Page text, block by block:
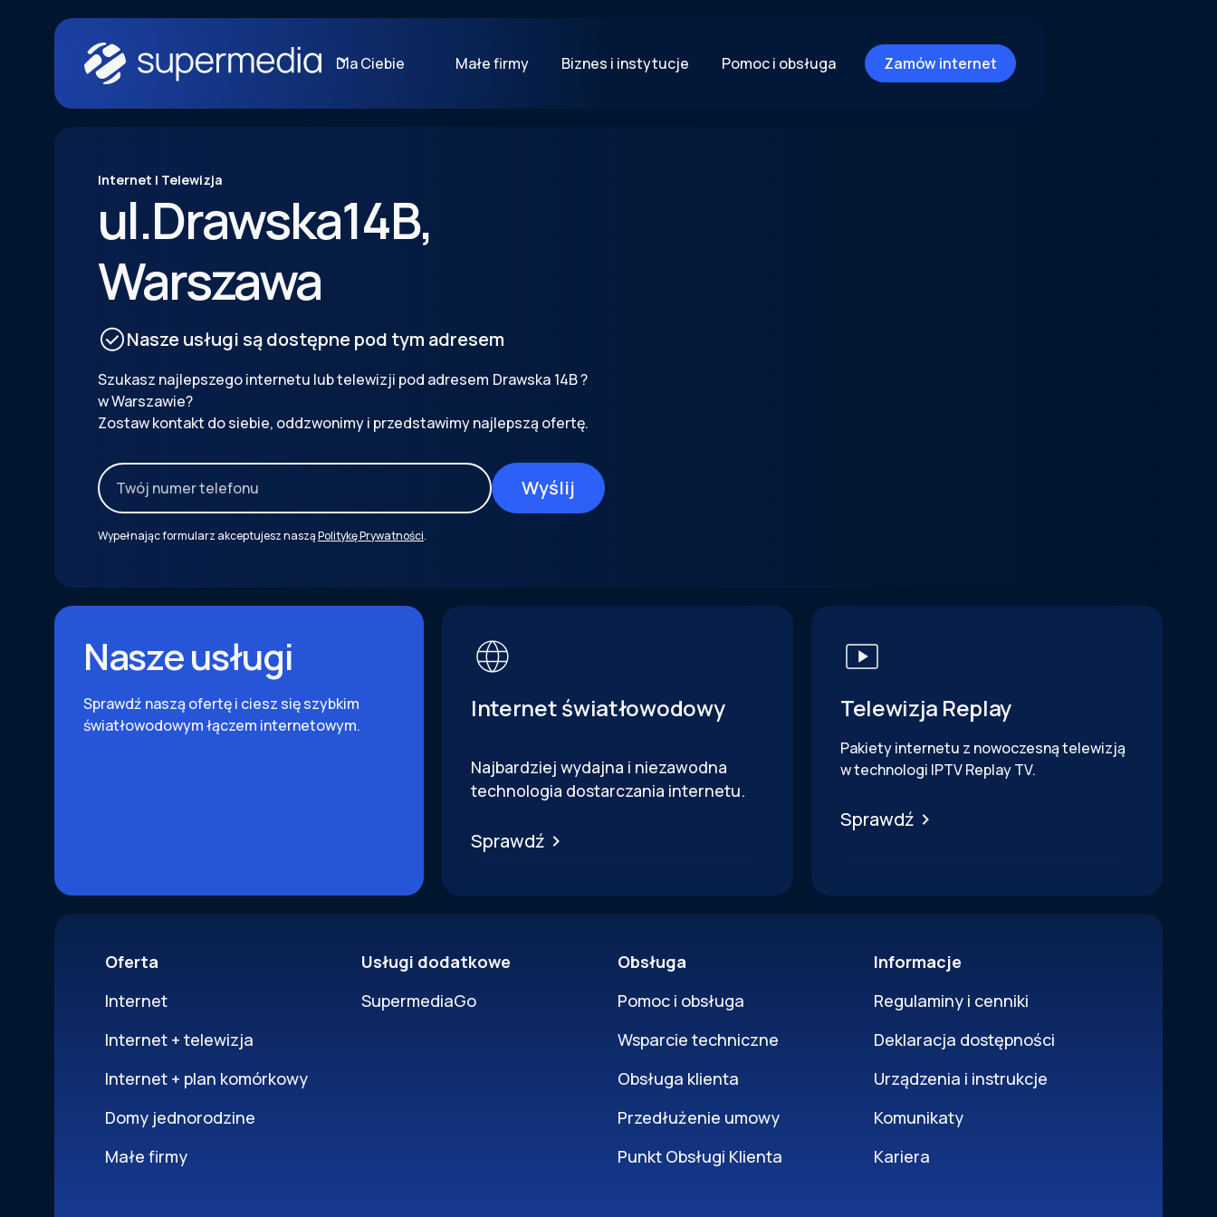
Dla Ciebie Małe firmy Biznes i instytucje Pomoc i obsługa Zamów internet
Internet | Telewizja
ul.Drawska14B,
Warszawa
Nasze usługi są dostępne pod tym adresem
Szukasz najlepszego internetu lub telewizji pod adresem Drawska 14B?
w Warszawie?
Zostaw kontakt do siebie, oddzwonimy i przedstawimy najlepszą ofertę.
Wypełnając formularz akceptujesz nasząPolitykę Prywatności.
Nasze usługi
Sprawdź naszą ofertę i ciesz się szybkim
światłowodowym łączem internetowym.
Internet światłowodowy
Najbardziej wydajna i niezawodna
technologia dostarczania internetu.
Sprawdź
Telewizja Replay
Pakiety internetu z nowoczesną telewizją
w technologi IPTV Replay TV.
Sprawdź
Oferta
Internet
Internet + telewizja
Internet + plan komórkowy
Domy jednorodzine
Małe firmy
Usługi dodatkowe
SupermediaGo
Obsługa
Pomoc i obsługa
Wsparcie techniczne
Obsługa klienta
Przedłużenie umowy
Punkt Obsługi Klienta
Informacje
Regulaminy i cenniki
Deklaracja dostępności
Urządzenia i instrukcje
Komunikaty
Kariera